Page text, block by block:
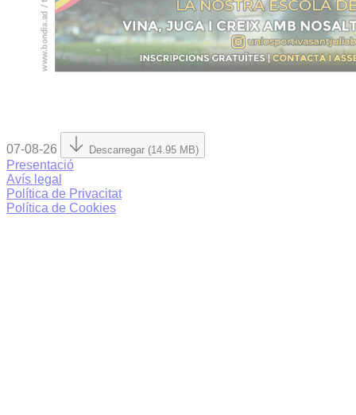
07-08-26 Descarregar (14.95 MB)
Presentació
Avís legal
Política de Privacitat
Política de Cookies